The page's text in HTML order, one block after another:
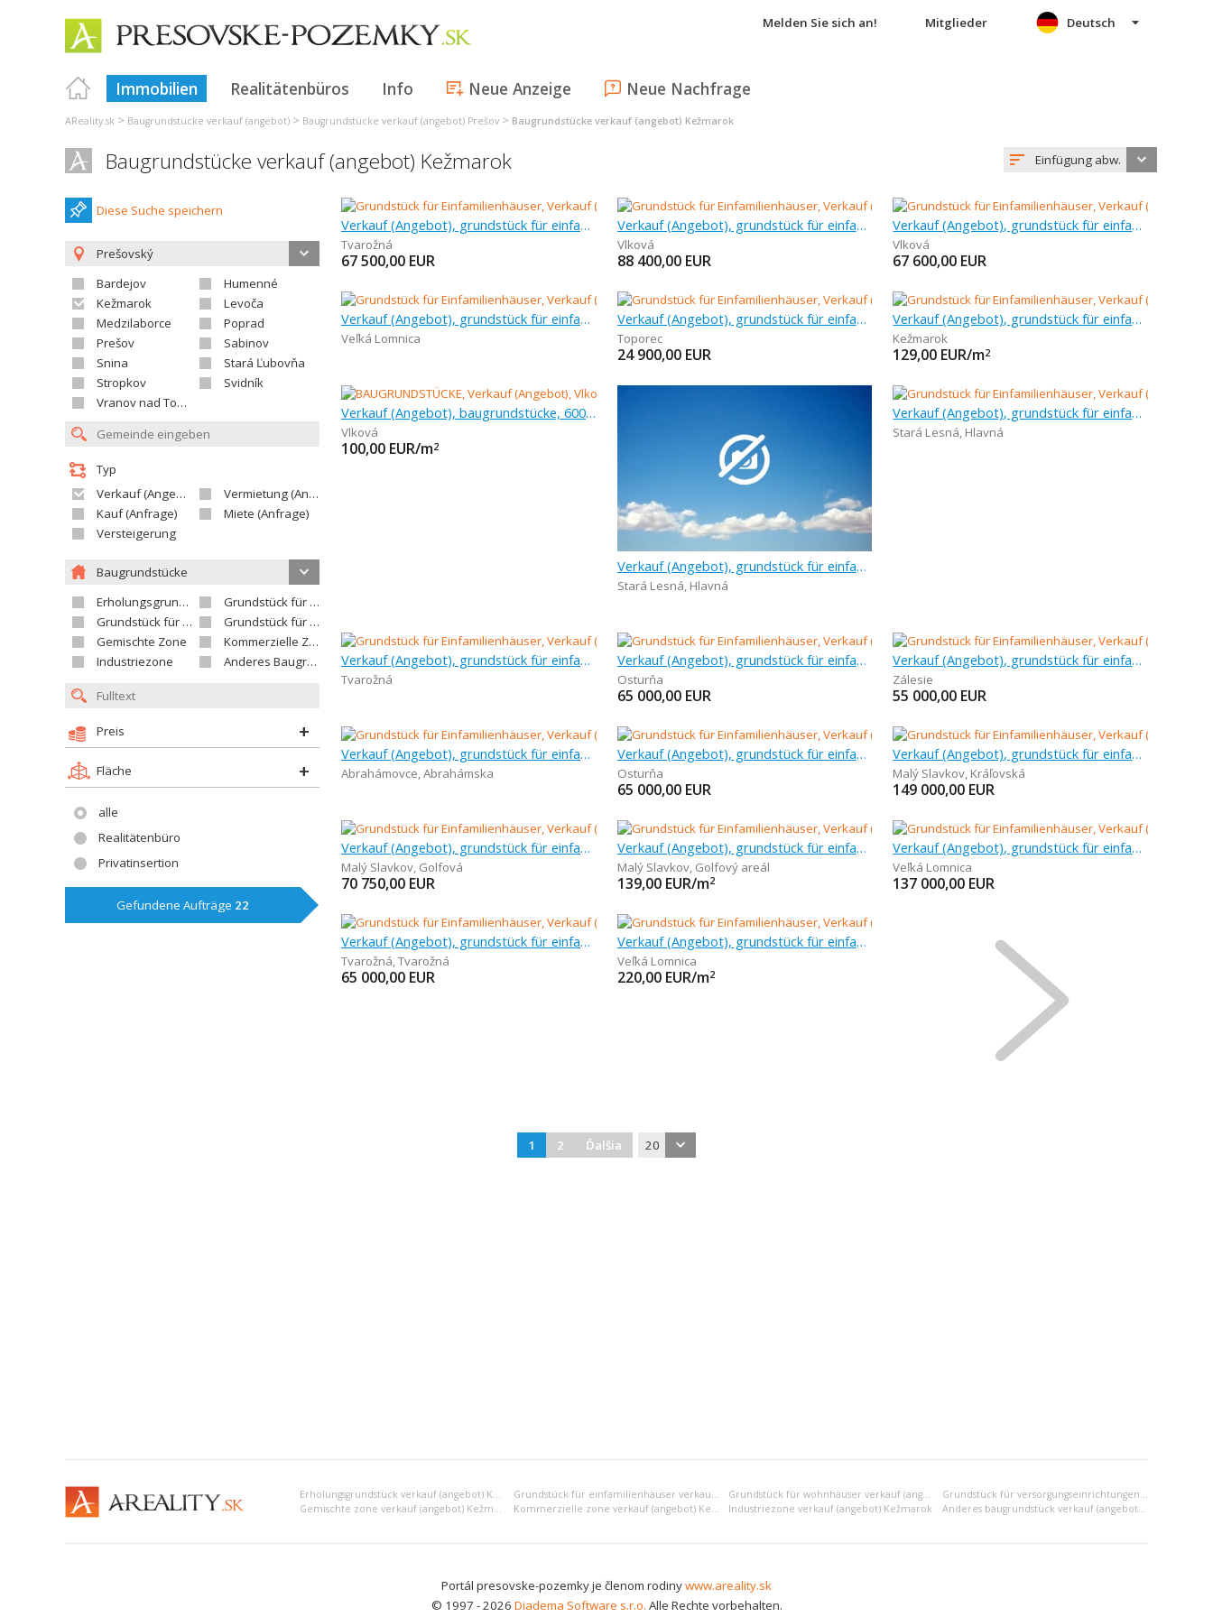
Melden Sie sich an! Mitglieder
Immobilien Realitätenbüros Info Neue Anzeige Neue Nachfrage
Deutsch
AReality.sk > Baugrundstücke verkauf (angebot) > Baugrundstücke verkauf (angebot) Prešov > Baugrundstücke verkauf (angebot) Kežmarok
Baugrundstücke verkauf (angebot) Kežmarok Einfügung abw.
Diese Suche speichern
Prešovský
Bardejov
Humenné
Kežmarok
Levoča
Medzilaborce
Poprad
Prešov
Sabinov
Snina
Stará Ľubovňa
Stropkov
Svidník
Vranov nad Topľou
Typ
Verkauf (Angebot)
Vermietung (Angebot)
Kauf (Anfrage)
Miete (Anfrage)
Versteigerung
Baugrundstücke
Erholungsgrundstück
Grundstück für Einfamilienhäuser
Grundstück für Wohnhäuser
Grundstück für Versorgungseinrichtungen
Gemischte Zone
Kommerzielle Zone
Industriezone
Anderes Baugrundstück
Preis
Fläche
alle
Realitätenbüro
Privatinsertion
Gefundene Aufträge 22
Verkauf (Angebot), grundstück für einfamilienhäuser, 753 m
Tvarožná
67 500,00 EUR
Verkauf (Angebot), grundstück für einfamilienhäuser, 552 m
Vlková
88 400,00 EUR
Verkauf (Angebot), grundstück für einfamilienhäuser, 510 m
Vlková
67 600,00 EUR
Verkauf (Angebot), grundstück für einfamilienhäuser, 836 m
Veľká Lomnica
Verkauf (Angebot), grundstück für einfamilienhäuser, 513 m
Toporec
24 900,00 EUR
Verkauf (Angebot), grundstück für einfamilienhäuser, 565 m
Kežmarok
129,00 EUR/m2
Verkauf (Angebot), baugrundstücke, 600 m
Vlková
100,00 EUR/m2
Verkauf (Angebot), grundstück für einfamilienhäuser, 1 373 m
Stará Lesná, Hlavná
Verkauf (Angebot), grundstück für einfamilienhäuser, 1 373 m
Stará Lesná, Hlavná
Verkauf (Angebot), grundstück für einfamilienhäuser, 673 m
Tvarožná
Verkauf (Angebot), grundstück für einfamilienhäuser, 1 776 m
Osturňa
65 000,00 EUR
Verkauf (Angebot), grundstück für einfamilienhäuser, 463 m
Zálesie
55 000,00 EUR
Verkauf (Angebot), grundstück für einfamilienhäuser, 6 130 m
Abrahámovce,Abrahámska
Verkauf (Angebot), grundstück für einfamilienhäuser
Osturňa
65 000,00 EUR
Verkauf (Angebot), grundstück für einfamilienhäuser, 652 m
Malý Slavkov, Kráľovská
149 000,00 EUR
Verkauf (Angebot), grundstück für einfamilienhäuser, 531 m
Malý Slavkov, Golfová
70 750,00 EUR
Verkauf (Angebot), grundstück für einfamilienhäuser, 1 010 m
Malý Slavkov, Golfový areál
139,00 EUR/m2
Verkauf (Angebot), grundstück für einfamilienhäuser, 616 m
Veľká Lomnica
137 000,00 EUR
Verkauf (Angebot), grundstück für einfamilienhäuser, 699 m
Tvarožná,Tvarožná
65 000,00 EUR
Verkauf (Angebot), grundstück für einfamilienhäuser, 818 m
Veľká Lomnica
220,00 EUR/m2
1 2 Ďalšia 20
Erholungsgrundstück verkauf (angebot) Kežmarok Grundstück für einfamilienhäuser verkauf (angebot) Kežmarok Grundstück für wohnhäuser verkauf (angebot) Kežmarok
Grundstück für versorgungseinrichtungen verkauf (angebot) Kežmarok
Gemischte zone verkauf (angebot) Kežmarok
Kommerzielle zone verkauf (angebot) Kežmarok Industriezone verkauf (angebot) Kežmarok Anderes baugrundstück verkauf (angebot) Kežmarok
Portál presovske-pozemky je členom rodinywww.areality.sk
© 1997 - 2026 Diadema Software s.r.o. Alle Rechte vorbehalten.